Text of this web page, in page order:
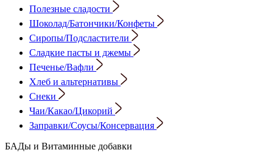
Полезные сладости
Шоколад/Батончики/Конфеты
Сиропы/Подсластители
Сладкие пасты и джемы
Печенье/Вафли
Хлеб и альтернативы
Снеки
Чаи/Какао/Цикорий
Заправки/Соусы/Консервация
БАДы и Витаминные добавки